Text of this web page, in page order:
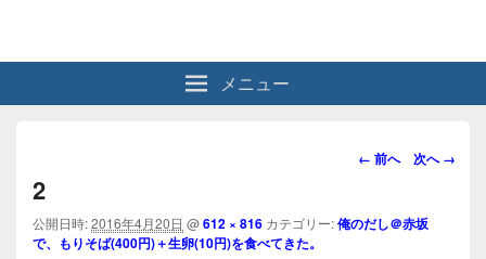
メニュー
画
ビ
← 前へ 次へ →
2
公開日時:2016年4月20日 @612 × 816 カテゴリー:俺のだし＠赤坂
で、もりそば(400円)＋生卵(10円)を食べてきた。